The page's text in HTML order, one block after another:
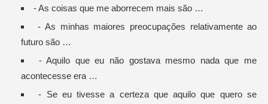
- As coisas que me aborrecem mais são …
- As minhas maiores preocupações relativamente ao
futuro são …
- Aquilo que eu não gostava mesmo nada que me
acontecesse era …
- Se eu tivesse a certeza que aquilo que quero se